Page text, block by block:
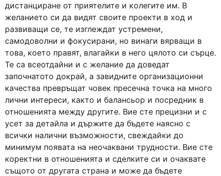
дистанциране от приятелите и колегите им. В
желанието си да видят своите проекти в ход и
развиващи се, те изглеждат устремени,
самодоволни и фокусирани, но винаги вярващи в
това, което правят, влагайки в него цялото си сърце.
Те са всеотдайни и с желание да доведат
започнатото докрай, а завидните организационни
качества превръщат човек пресечна точка на много
лични интереси, както и балансьор и посредник в
отношенията между другите. Вие сте прецизни и с
усет за детайла и държите да бъдете наясно с
всички налични възможности, свеждайки до
минимум появата на неочаквани трудности. Вие сте
коректни в отношенията и сделките си и очаквате
същото от другата страна и може да бъдете